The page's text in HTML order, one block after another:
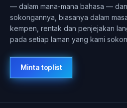
— dalam mana-mana bahasa —
sokongannya, biasanya dalam
kempen, rentak dan penjejakan
pada setiap laman yang kami
Minta toplist